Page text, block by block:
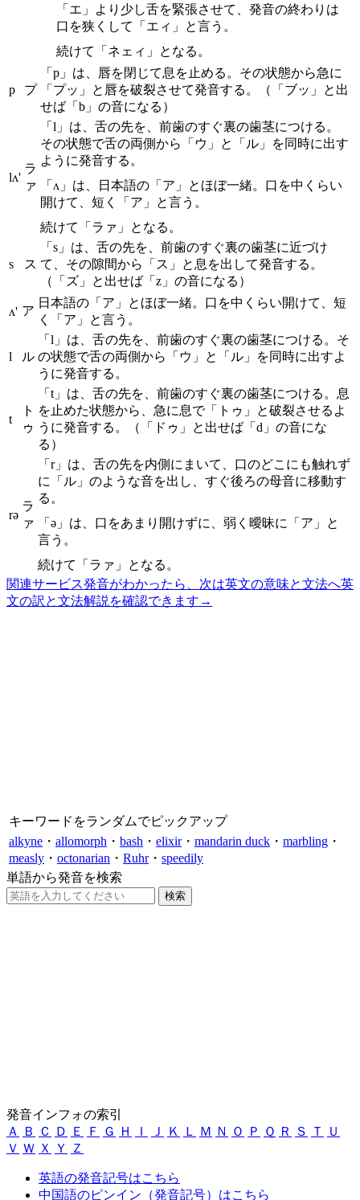
「エ」より少し舌を緊張させて、発音の終わりは
口を狭くして「エィ」と言う。
続けて「ネェィ」となる。
p プ
「p」は、唇を閉じて息を止める。その状態から急に
「プッ」と唇を破裂させて発音する。（「ブッ」と出
せば「b」の音になる）
lʌ'
ラ
ァ
「l」は、舌の先を、前歯のすぐ裏の歯茎につける。
その状態で舌の両側から「ウ」と「ル」を同時に出す
ように発音する。
「ʌ」は、日本語の「ア」とほぼ一緒。口を中くらい
開けて、短く「ア」と言う。
続けて「ラァ」となる。
s ス
「s」は、舌の先を、前歯のすぐ裏の歯茎に近づけ
て、その隙間から「ス」と息を出して発音する。
（「ズ」と出せば「z」の音になる）
ʌ' ア
日本語の「ア」とほぼ一緒。口を中くらい開けて、短
く「ア」と言う。
l ル
「l」は、舌の先を、前歯のすぐ裏の歯茎につける。そ
の状態で舌の両側から「ウ」と「ル」を同時に出すよ
うに発音する。
t
ト
ゥ
「t」は、舌の先を、前歯のすぐ裏の歯茎につける。息
を止めた状態から、急に息で「トゥ」と破裂させるよ
うに発音する。（「ドゥ」と出せば「d」の音にな
る）
rə
ラ
ァ
「r」は、舌の先を内側にまいて、口のどこにも触れず
に「ル」のような音を出し、すぐ後ろの母音に移動す
る。
「ə」は、口をあまり開けずに、弱く曖昧に「ア」と
言う。
続けて「ラァ」となる。
関連サービス発音がわかったら、次は英文の意味と文法へ英
文の訳と文法解説を確認できます →
キーワードをランダムでピックアップ
alkyne ・ allomorph ・ bash ・ elixir・ mandarin duck ・ marbling ・
measly ・ octonarian ・ Ruhr・ speedily
単語から発音を検索
発音インフォの索引
Ａ
Ｂ Ｃ Ｄ Ｅ Ｆ Ｇ Ｈ Ｉ Ｊ Ｋ Ｌ Ｍ Ｎ Ｏ Ｐ Ｑ Ｒ Ｓ Ｔ
Ｕ
Ｖ Ｗ Ｘ Ｙ Ｚ
英語の発音記号はこちら
中国語のピンイン（発音記号）はこちら